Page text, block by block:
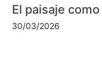
El paisaje
30/03/2026